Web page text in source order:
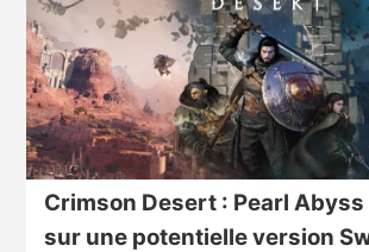
Crimson Desert : Pearl
sur une potentielle version